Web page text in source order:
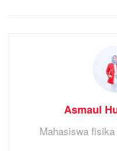
Asmaul
Mahasiswa